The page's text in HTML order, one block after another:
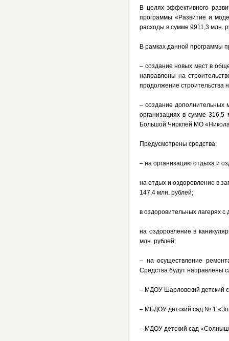
В целях эффективного
программы «Развитие и
расходы в сумме 9911,3 млн.
В рамках данной программы
– создание новых мест в
направлены на
продолжение строительства
– создание дополнительных
организациях в сумме 316,5
Большой Чирклей МО
Предусмотрены средства:
– на организацию отдыха и
на отдых и оздоровление в
147,4 млн. рублей;
в оздоровительных лагерях
на оздоровление в
млн. рублей;
– на осуществление
Средства будут направлены
– МДОУ Шарловский детский
– МБДОУ детский сад № 1
– МДОУ детский сад